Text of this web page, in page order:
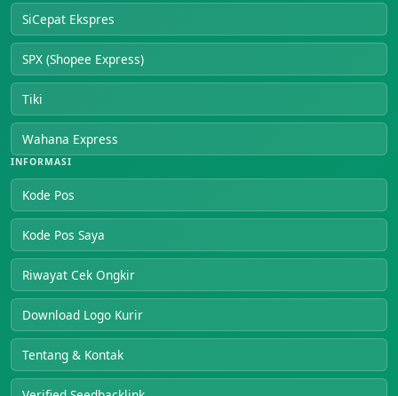
SiCepat Ekspres
SPX (Shopee Express)
Tiki
Wahana Express
INFORMASI
Kode Pos
Kode Pos Saya
Riwayat Cek Ongkir
Download Logo Kurir
Tentang & Kontak